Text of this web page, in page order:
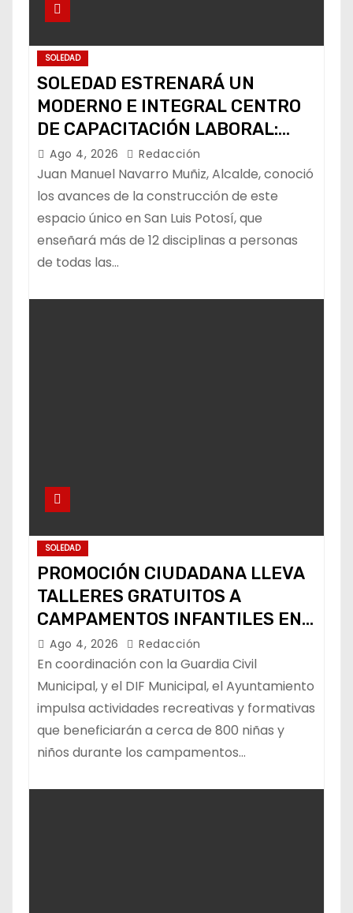
SOLEDAD
SOLEDAD ESTRENARÁ UN
MODERNO E INTEGRAL CENTRO
DE CAPACITACIÓN LABORAL:
ALCALDE
Ago 4, 2026 Redacción
Juan Manuel Navarro Muñiz, Alcalde, conoció
los avances de la construcción de este
espacio único en San Luis Potosí, que
enseñará más de 12 disciplinas a personas
de todas las…
SOLEDAD
PROMOCIÓN CIUDADANA LLEVA
TALLERES GRATUITOS A
CAMPAMENTOS INFANTILES EN
SOLEDAD
Ago 4, 2026 Redacción
En coordinación con la Guardia Civil
Municipal, y el DIF Municipal, el Ayuntamiento
impulsa actividades recreativas y formativas
que beneficiarán a cerca de 800 niñas y
niños durante los campamentos…